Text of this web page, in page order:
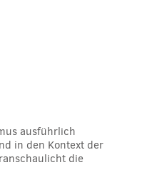
ausführlich
in den Kontext der
die